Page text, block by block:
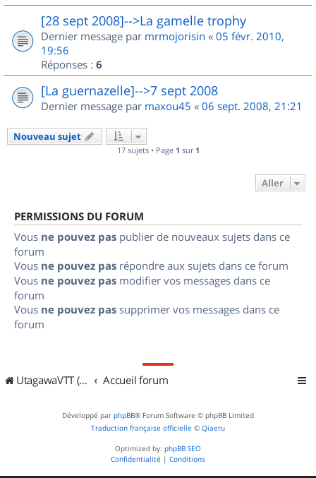
[28 sept 2008]-->La gamelle trophy
Dernier message par mrmojorisin « 05 févr. 2010,
19:56
Réponses : 6
[La guernazelle]-->7 sept 2008
Dernier message par maxou45 « 06 sept. 2008, 21:21
Nouveau sujet
17 sujets • Page 1 sur 1
Aller
PERMISSIONS DU FORUM
Vous ne pouvez pas publier de nouveaux sujets dans ce
forum
Vous ne pouvez pas répondre aux sujets dans ce forum
Vous ne pouvez pas modifier vos messages dans ce
forum
Vous ne pouvez pas supprimer vos messages dans ce
forum
UtagawaVTT (Randos VTT et VTTAE avec traces GPS) Accueil forum
Développé par phpBB® Forum Software © phpBB Limited
Traduction française officielle © Qiaeru
Optimized by: phpBB SEO
Confidentialité | Conditions